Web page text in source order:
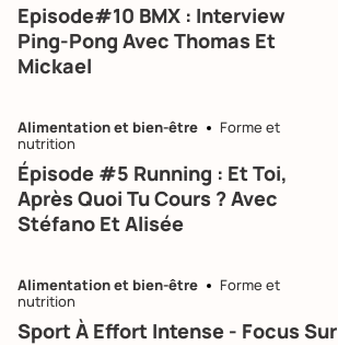
Episode#10 BMX : Interview
Ping-Pong Avec Thomas Et
Mickael
Alimentation et bien-être
Forme et
nutrition
Épisode #5 Running : Et Toi,
Après Quoi Tu Cours ? Avec
Stéfano Et Alisée
Alimentation et bien-être
Forme et
nutrition
Sport À Effort Intense - Focus Sur